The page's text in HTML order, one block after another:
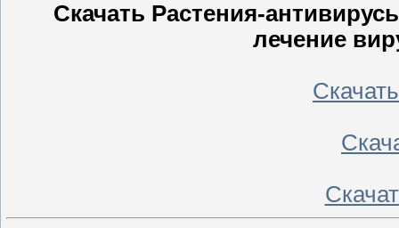
Скачать Растения-
лечение